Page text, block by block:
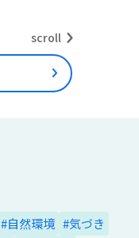
scroll
#自然環境 #気づき